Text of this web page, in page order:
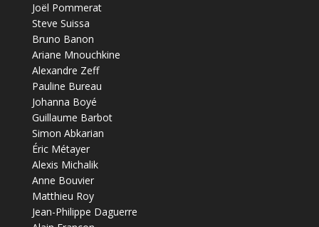
Joël Pommerat
Steve Suissa
Bruno Banon
Ariane Mnouchkine
Alexandre Zeff
Pauline Bureau
Johanna Boyé
Guillaume Barbot
Simon Abkarian
Éric Métayer
Alexis Michalik
Anne Bouvier
Matthieu Roy
Jean-Philippe Daguerre